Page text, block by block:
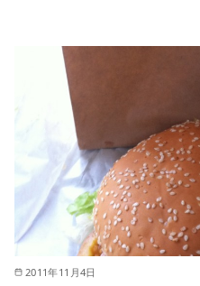
2011年11月4日